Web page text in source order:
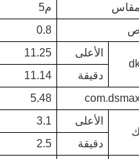
مقاس
م5
ص
0.8
الأعلى 11.25
دقيقة
11.14
5.48
ك
الأعلى 3.1
دقيقة
2.5